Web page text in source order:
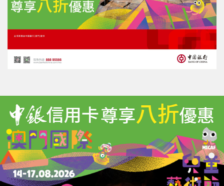
評論
力報會員可享用評論功能
/ 登錄